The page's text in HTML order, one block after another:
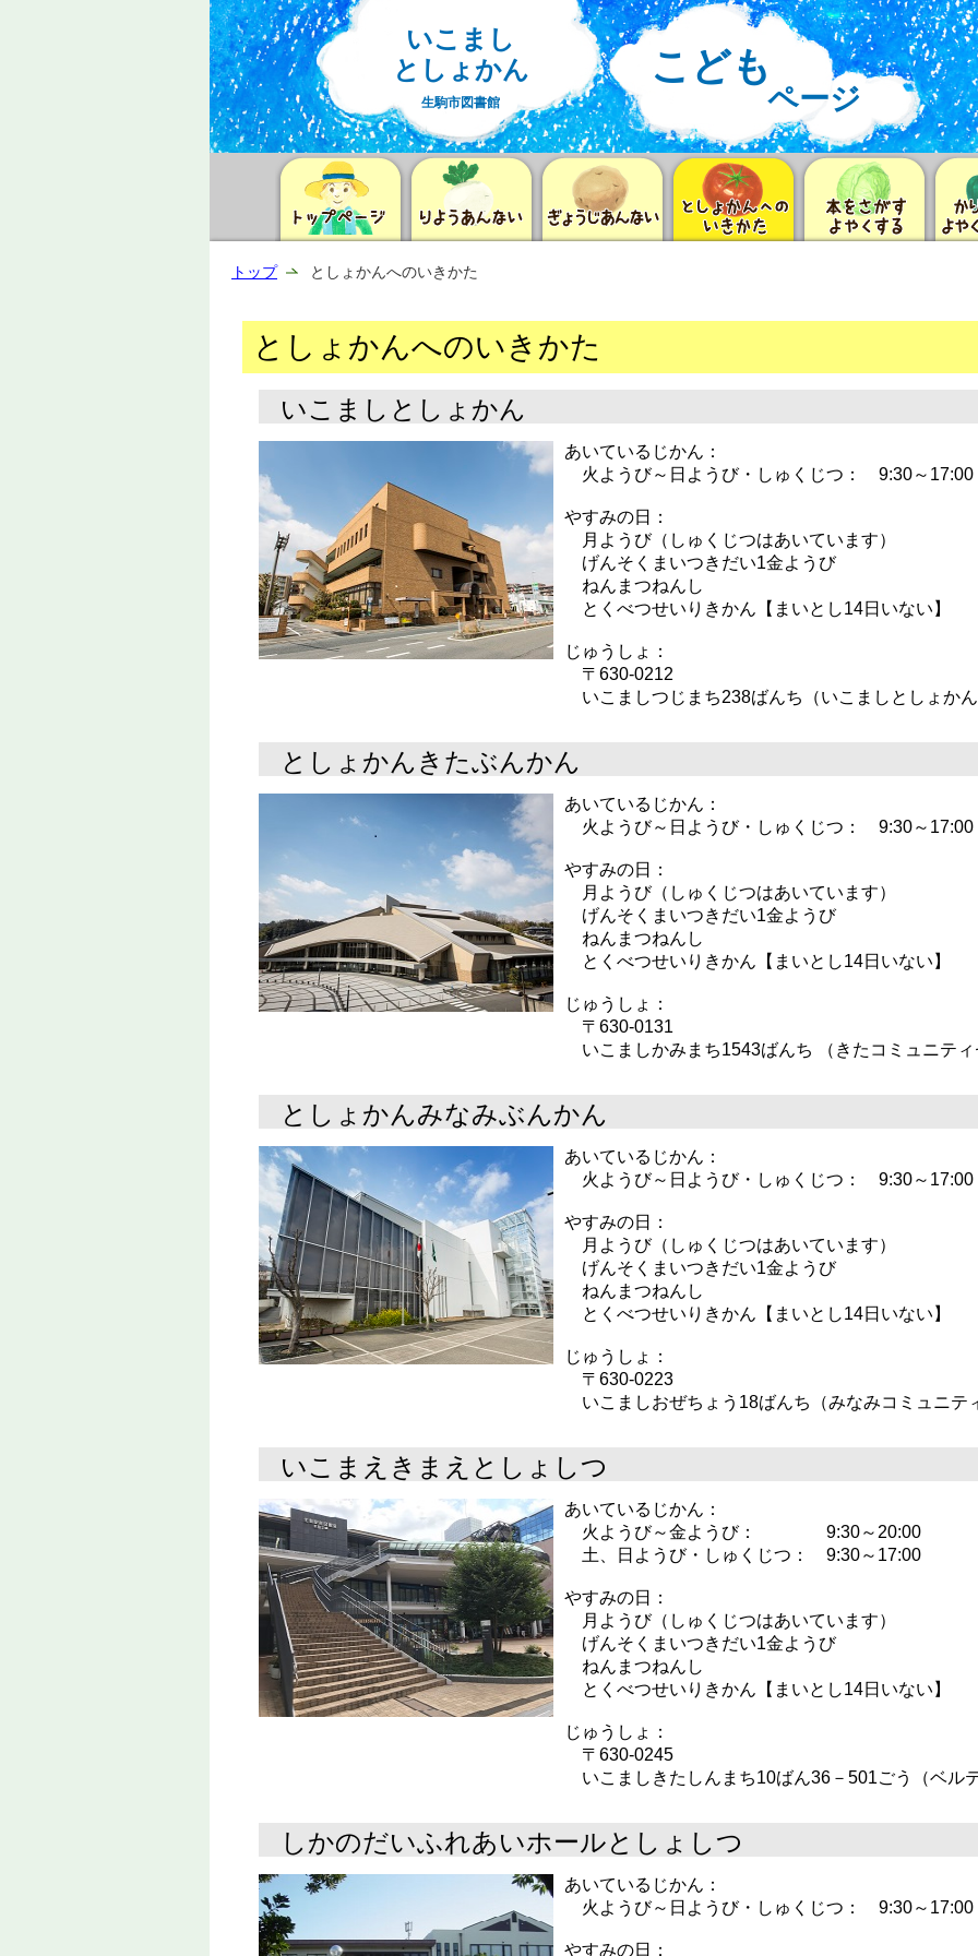
いこまし
としょかん
生駒市図書館
こども
ページ
トップ としょかんへのいきかた
としょかんへのいきかた
いこましとしょかん
あいているじかん：
火ようび～日ようび・しゅくじつ： 9:30～17:00
やすみの日：
月ようび（しゅくじつはあいています）
げんそくまいつきだい1金ようび
ねんまつねんし
とくべつせいりきかん【まいとし14日いない】
じゅうしょ：
〒630-0212
いこましつじまち238ばんち（いこましとしょか
としょかんきたぶんかん
あいているじかん：
火ようび～日ようび・しゅくじつ： 9:30～17:00
やすみの日：
月ようび（しゅくじつはあいています）
げんそくまいつきだい1金ようび
ねんまつねんし
とくべつせいりきかん【まいとし14日いない】
じゅうしょ：
〒630-0131
いこましかみまち1543ばんち （きたコミュニテ
としょかんみなみぶんかん
あいているじかん：
火ようび～日ようび・しゅくじつ： 9:30～17:00
やすみの日：
月ようび（しゅくじつはあいています）
げんそくまいつきだい1金ようび
ねんまつねんし
とくべつせいりきかん【まいとし14日いない】
じゅうしょ：
〒630-0223
いこましおぜちょう18ばんち（みなみコミュニテ
いこまえきまえとしょしつ
あいているじかん：
火ようび～金ようび： 9:30～20:00
土、日ようび・しゅくじつ： 9:30～17:00
やすみの日：
月ようび（しゅくじつはあいています）
げんそくまいつきだい1金ようび
ねんまつねんし
とくべつせいりきかん【まいとし14日いない】
じゅうしょ：
〒630-0245
いこましきたしんまち10ばん36－501ごう（ベル
しかのだいふれあいホールとしょしつ
あいているじかん：
火ようび～日ようび・しゅくじつ： 9:30～17:00
やすみの日：